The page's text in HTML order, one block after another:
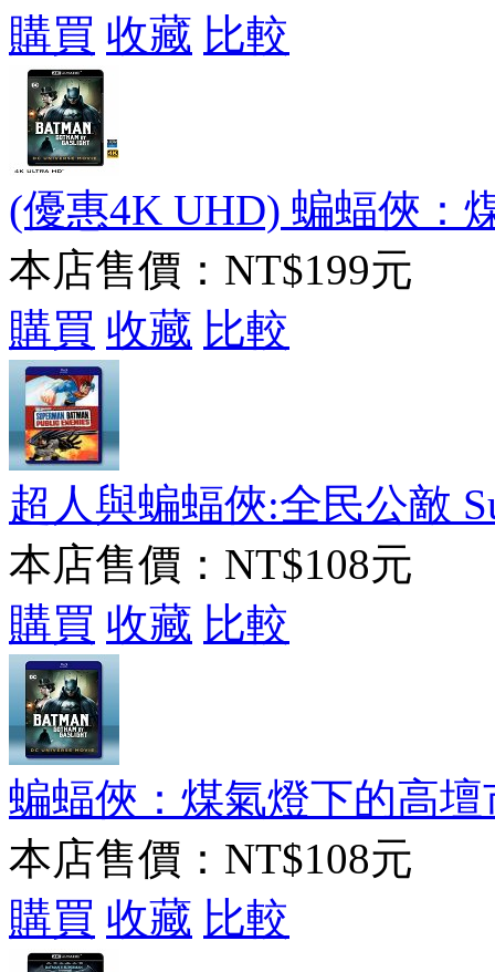
購買 收藏 比較
(優惠4K UHD) 蝙蝠俠：
本店售價： NT$199元
購買 收藏 比較
超人與蝙蝠俠:全民公敵
本店售價： NT$108元
購買 收藏 比較
蝙蝠俠：煤氣燈下的高壇
本店售價： NT$108元
購買 收藏 比較